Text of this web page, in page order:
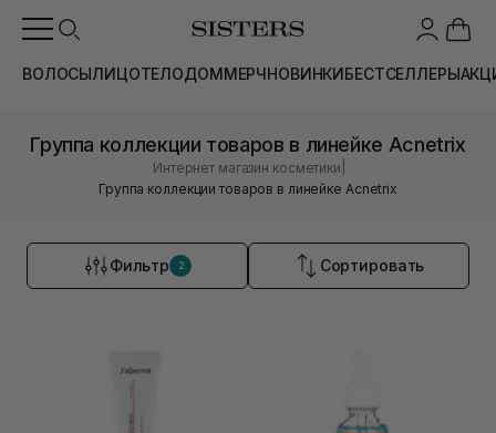
ВОЛОСЫЛИЦОТЕЛОДОММЕРЧНОВИНКИБЕСТСЕЛЛЕРЫ
Группа коллекции товаров в линейке Acnetrix
Интернет магазин косметики
Группа коллекции товаров в линейке Acnetrix
Фильтр 2 Сортировать